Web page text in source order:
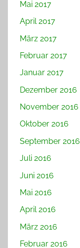
Mai 2017
April 2017
März 2017
Februar 2017
Januar 2017
Dezember 2016
November 2016
Oktober 2016
September 2016
Juli 2016
Juni 2016
Mai 2016
April 2016
März 2016
Februar 2016